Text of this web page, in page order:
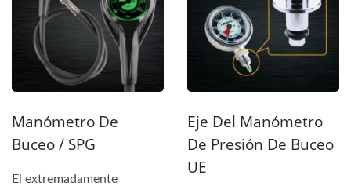
Manómetro De
Buceo / SPG
El extremadamente
Eje Del Manómetro
De Presión De Buceo
UE